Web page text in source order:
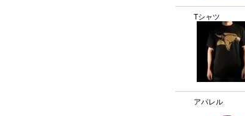
Tシャツ
アパレル